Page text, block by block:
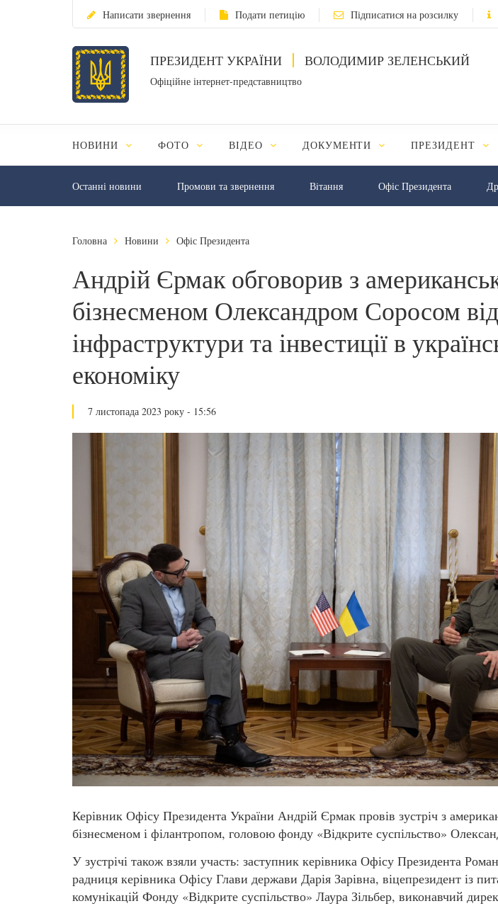
Написати звернення Подати петицію Підписатися на розсилку
ПРЕЗИДЕНТ УКРАЇНИ ВОЛОДИМИР ЗЕЛЕНСЬКИЙ
Офіційне інтернет-представництво
НОВИНИ ФОТО ВІДЕО ДОКУМЕНТИ ПРЕЗИДЕНТ
Останні новини Промови та звернення Вiтання Офіс Президента
Головна Новини Офіс Президента
Андрій Єрмак обговорив з
бізнесменом Олександром Соросом
інфраструктури та інвестиції в
економіку
7 листопада 2023 року - 15:56
Керівник Офісу Президента України Андрій Єрмак провів зустріч з
бізнесменом і філантропом, головою фонду «Відкрите суспільство»
У зустрічі також взяли участь: заступник керівника Офісу Президента
радниця керівника Офісу Глави держави Дарія Зарівна, віцепрезидент із
комунікацій Фонду «Відкрите суспільство» Лаура Зільбер, виконавчий